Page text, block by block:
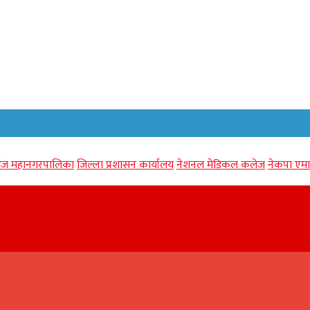
महानगरपालिकाजिल्ला प्रशासन कार्यालयनेशनल मेडिकल कलेजनेकपा